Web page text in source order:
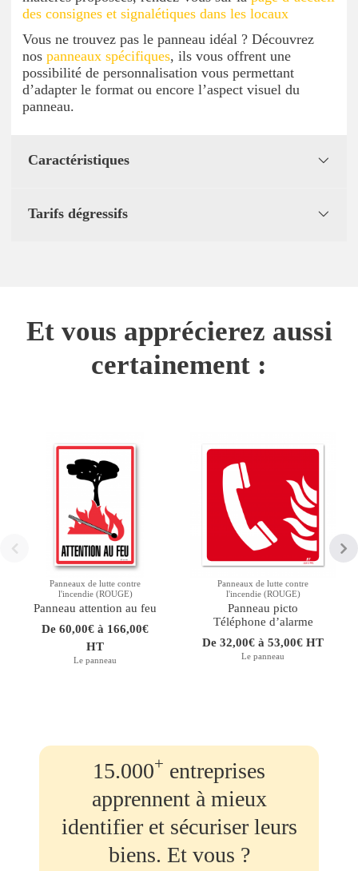
des consignes et signalétiques dans les locaux
Vous ne trouvez pas le panneau idéal ? Découvrez
nos panneaux spécifiques, ils vous offrent une
possibilité de personnalisation vous permettant
d’adapter le format ou encore l’aspect visuel du
panneau.
Caractéristiques
Tarifs dégressifs
Et vous apprécierez aussi
certainement :
Panneaux de lutte contre
l'incendie (ROUGE)
Panneau attention au feu
De 60,00€ à 166,00€
HT
Le panneau
Panneaux de lutte contre
l'incendie (ROUGE)
Panneau picto
Téléphone d’alarme
De 32,00€ à 53,00€ HT
Le panneau
15.000+ entreprises
apprennent à mieux
identifier et sécuriser leurs
biens. Et vous ?